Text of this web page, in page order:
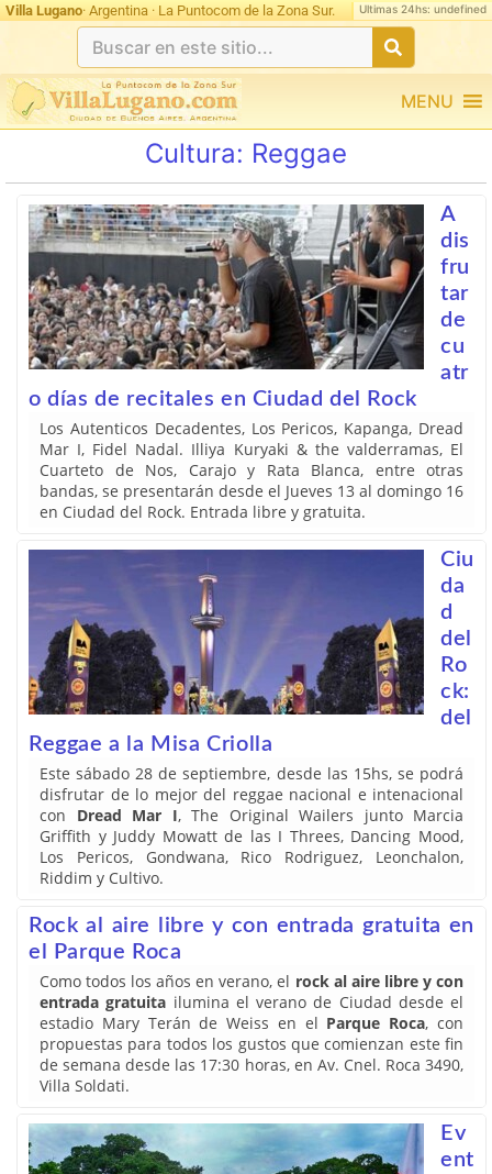
Villa Lugano· Argentina · La Puntocom de la Zona Sur. Ultimas 24hs: undefined
MENU
Cultura: Reggae
A
dis
fru
tar
de
cu
atr
o días de recitales en Ciudad del Rock
Los Autenticos Decadentes, Los Pericos, Kapanga, Dread
Mar I, Fidel Nadal. Illiya Kuryaki & the valderramas, El
Cuarteto de Nos, Carajo y Rata Blanca, entre otras
bandas, se presentarán desde el Jueves 13 al domingo 16
en Ciudad del Rock. Entrada libre y gratuita.
Ciu
da
d
del
Ro
ck:
del
Reggae a la Misa Criolla
Este sábado 28 de septiembre, desde las 15hs, se podrá
disfrutar de lo mejor del reggae nacional e intenacional
con Dread Mar I, The Original Wailers junto Marcia
Griffith y Juddy Mowatt de las I Threes, Dancing Mood,
Los Pericos, Gondwana, Rico Rodriguez, Leonchalon,
Riddim y Cultivo.
Rock al aire libre y con entrada gratuita en
el Parque Roca
Como todos los años en verano, el rock al aire libre y con
entrada gratuita ilumina el verano de Ciudad desde el
estadio Mary Terán de Weiss en el Parque Roca, con
propuestas para todos los gustos que comienzan este fin
de semana desde las 17:30 horas, en Av. Cnel. Roca 3490,
Villa Soldati.
Ev
ent